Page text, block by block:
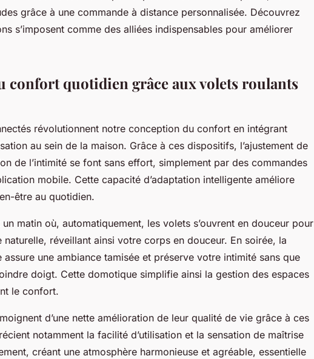
grâce à une commande à distance personnalisée. Découvrez
s’imposent comme des alliées indispensables pour améliorer
confort quotidien grâce aux volets roulants
révolutionnent notre conception du confort en intégrant
au sein de la maison. Grâce à ces dispositifs, l’ajustement de
de l’intimité se font sans effort, simplement par des commandes
mobile. Cette capacité d’adaptation intelligente améliore
être au quotidien.
matin où, automatiquement, les volets s’ouvrent en douceur pour
naturelle, réveillant ainsi votre corps en douceur. En soirée, la
une ambiance tamisée et préserve votre intimité sans que
doigt. Cette domotique simplifie ainsi la gestion des espaces
le confort.
d’une nette amélioration de leur qualité de vie grâce à ces
notamment la facilité d’utilisation et la sensation de maîtrise
créant une atmosphère harmonieuse et agréable, essentielle